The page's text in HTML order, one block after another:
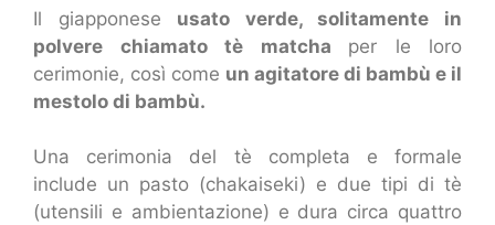
Il giapponese usato verde, solitamente in
polvere chiamato tè matcha per le loro
cerimonie, così come un agitatore di bambù e il
mestolo di bambù.
Una cerimonia del tè completa e formale
include un pasto (chakaiseki) e due tipi di tè
(utensili e ambientazione) e dura circa quattro